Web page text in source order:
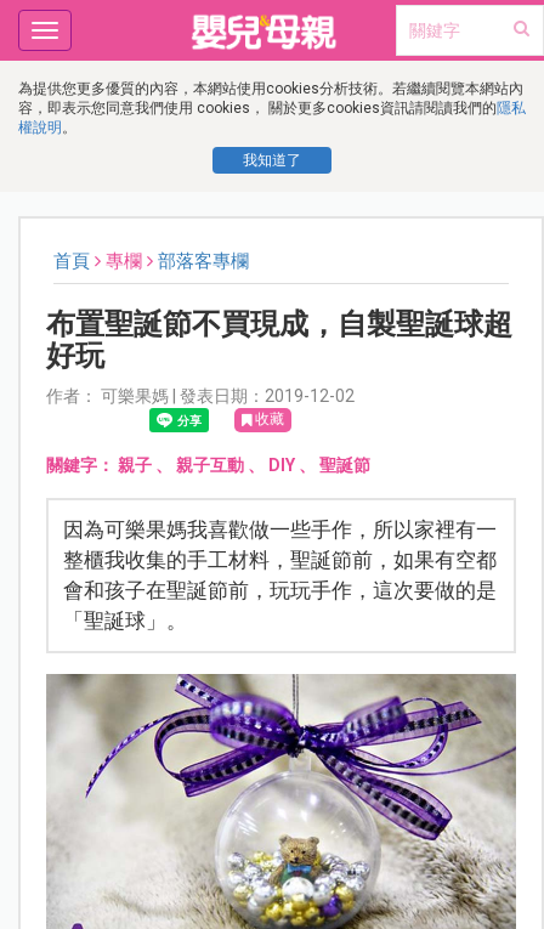
為提供您更多優質的內容，本網站使用cookies分析技術。若繼續閱覽本網站內
容，即表示您同意我們使用 cookies， 關於更多cookies資訊請閱讀我們的隱私
權說明 。
我知道了
Toggle
navigation
首頁 專欄 部落客專欄
布置聖誕節不買現成，自製聖誕球超
好玩
作者： 可樂果媽 | 發表日期：2019-12-02
收藏
關鍵字： 親子、 親子互動、 DIY、 聖誕節
因為可樂果媽我喜歡做一些手作，所以家裡有一
整櫃我收集的手工材料，聖誕節前，如果有空都
會和孩子在聖誕節前，玩玩手作，這次要做的是
「聖誕球」。